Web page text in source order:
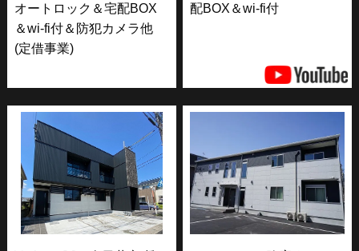
オートロック＆宅配BOX
＆wi-fi付＆防犯カメラ他
(定借事業)
配BOX＆wi-fi付